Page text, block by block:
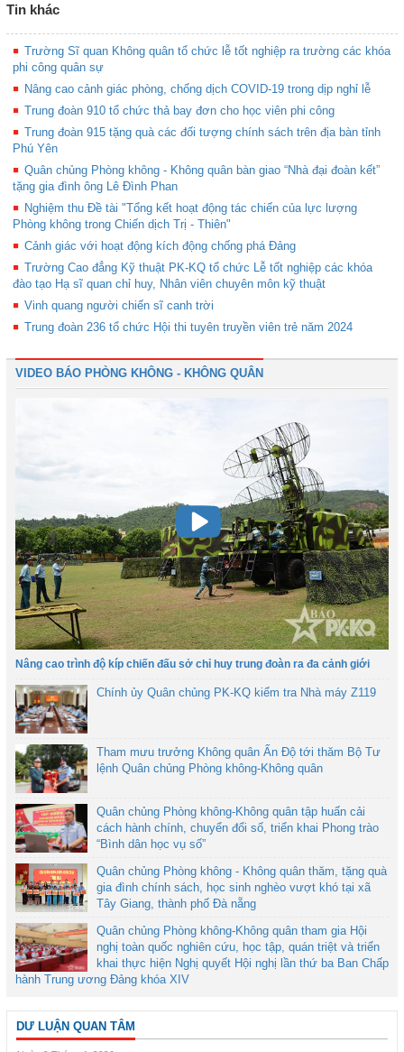
Tin khác
Trường Sĩ quan Không quân tổ chức lễ tốt nghiệp ra trường các khóa
phi công quân sự
Nâng cao cảnh giác phòng, chống dịch COVID-19 trong dịp nghỉ lễ
Trung đoàn 910 tổ chức thả bay đơn cho học viên phi công
Trung đoàn 915 tặng quà các đối tượng chính sách trên địa bàn tỉnh
Phú Yên
Quân chủng Phòng không - Không quân bàn giao “Nhà đại đoàn kết”
tặng gia đình ông Lê Đình Phan
Nghiệm thu Đề tài "Tổng kết hoạt động tác chiến của lực lượng
Phòng không trong Chiến dịch Trị - Thiên"
Cảnh giác với hoạt động kích động chống phá Đảng
Trường Cao đẳng Kỹ thuật PK-KQ tổ chức Lễ tốt nghiệp các khóa
đào tạo Hạ sĩ quan chỉ huy, Nhân viên chuyên môn kỹ thuật
Vinh quang người chiến sĩ canh trời
Trung đoàn 236 tổ chức Hội thi tuyên truyền viên trẻ năm 2024
VIDEO BÁO PHÒNG KHÔNG - KHÔNG QUÂN
Nâng cao trình độ kíp chiến đấu sở chỉ huy trung đoàn ra đa cảnh giới
Chính ủy Quân chủng PK-KQ kiểm tra Nhà máy Z119
Tham mưu trưởng Không quân Ấn Độ tới thăm Bộ Tư
lệnh Quân chủng Phòng không-Không quân
Quân chủng Phòng không-Không quân tập huấn cải
cách hành chính, chuyển đổi số, triển khai Phong trào
“Bình dân học vụ số”
Quân chủng Phòng không - Không quân thăm, tặng quà
gia đình chính sách, học sinh nghèo vượt khó tại xã
Tây Giang, thành phố Đà nẵng
Quân chủng Phòng không-Không quân tham gia Hội
nghị toàn quốc nghiên cứu, học tập, quán triệt và triển
khai thực hiện Nghị quyết Hội nghị lần thứ ba Ban Chấp
hành Trung ương Đảng khóa XIV
DƯ LUẬN QUAN TÂM